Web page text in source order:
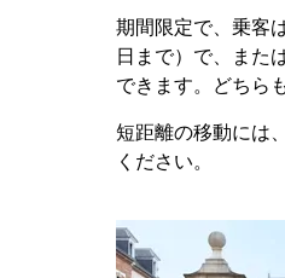
期間限定で、乗客
日まで）で、また
できます。どちら
短距離の移動には
ください。